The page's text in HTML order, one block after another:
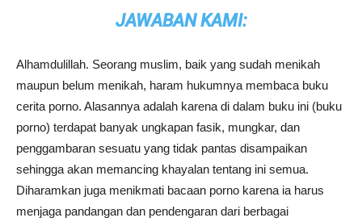
JAWABAN KAMI:
Alhamdulillah. Seorang muslim, baik yang sudah menikah
maupun belum menikah, haram hukumnya membaca buku
cerita porno. Alasannya adalah karena di dalam buku ini (buku
porno) terdapat banyak ungkapan fasik, mungkar, dan
penggambaran sesuatu yang tidak pantas disampaikan
sehingga akan memancing khayalan tentang ini semua.
Diharamkan juga menikmati bacaan porno karena ia harus
menjaga pandangan dan pendengaran dari berbagai